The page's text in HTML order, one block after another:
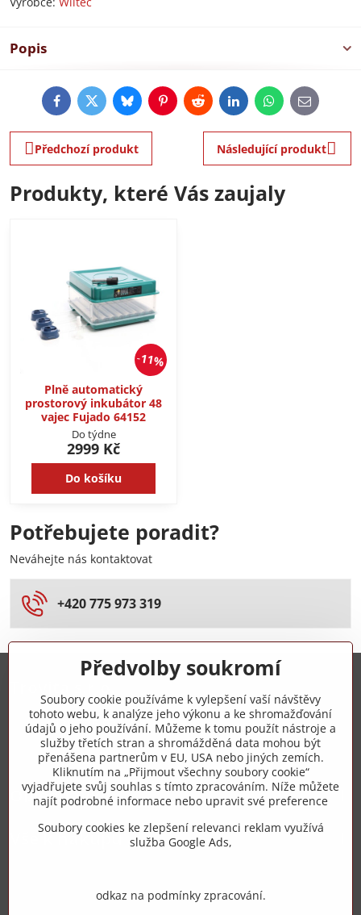
Popis
FacebookTwitterBlueskyPinterestRedditLinkedInWhatsApp
E-
mail
Předchozí produkt Následující produkt
Produkty, které Vás zaujaly
11%
Plně automatický
prostorový inkubátor 48
vajec Fujado 64152
Do týdne
2999 Kč
Do košíku
Potřebujete poradit?
Neváhejte nás kontaktovat
+420 775 973 319
+420 775 973 319
info​@zipzop​.cz
Objednávky
Vše k nákupu
Předvolby soukromí
Soubory cookie používáme k vylepšení vaší návštěvy
tohoto webu, k analýze jeho výkonu a ke shromažďování
údajů o jeho používání. Můžeme k tomu použít nástroje a
služby třetích stran a shromážděná data mohou být
přenášena partnerům v EU, USA nebo jiných zemích.
Kliknutím na „Přijmout všechny soubory cookie“
vyjadřujete svůj souhlas s tímto zpracováním. Níže můžete
najít podrobné informace nebo upravit své preference
Soubory cookies ke zlepšení relevanci reklam využívá
služba Google Ads,
odkaz na podmínky zpracování.